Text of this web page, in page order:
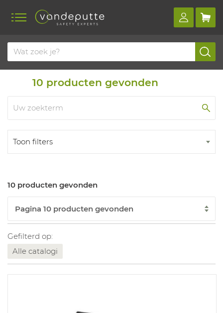
Home Producten
10 producten gevonden
Toon filters
10 producten gevonden
Gefilterd op:
Alle catalogi